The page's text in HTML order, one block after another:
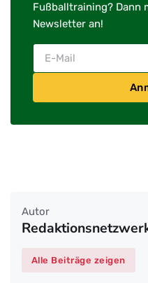
Fußballtraining? Dann
Newsletter an!
Autor
Alle Beiträge zeigen